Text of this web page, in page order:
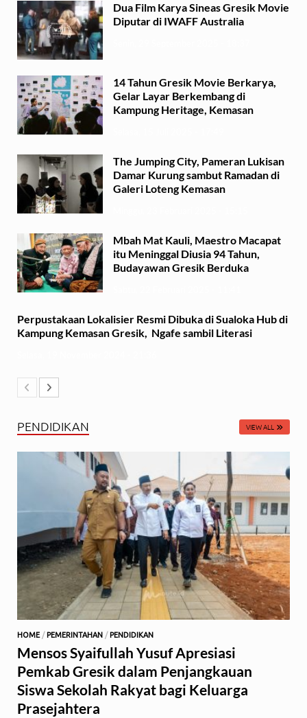
Dua Film Karya Sineas Gresik Movie
Diputar di IWAFF Australia
14 Tahun Gresik Movie Berkarya,
Gelar Layar Berkembang di
Kampung Heritage, Kemasan
The Jumping City, Pameran Lukisan
Damar Kurung sambut Ramadan di
Galeri Loteng Kemasan
Mbah Mat Kauli, Maestro Macapat
itu Meninggal Diusia 94 Tahun,
Budayawan Gresik Berduka
Perpustakaan Lokalisier Resmi Dibuka di Sualoka Hub di
Kampung Kemasan Gresik, Ngafe sambil Literasi
PENDIDIKAN VIEW ALL
HOME/ PEMERINTAHAN / PENDIDIKAN
Mensos Syaifullah Yusuf Apresiasi
Pemkab Gresik dalam Penjangkauan
Siswa Sekolah Rakyat bagi Keluarga
Prasejahtera